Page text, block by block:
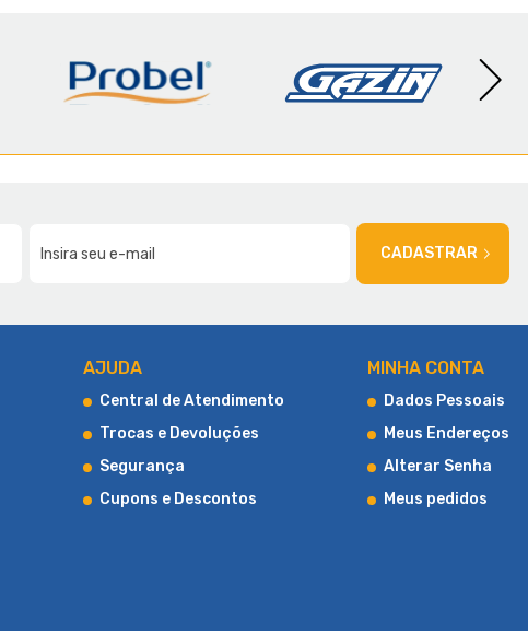
CADASTRAR
AJUDA
Central de Atendimento
Trocas e Devoluções
Segurança
Cupons e Descontos
MINHA CONTA
Dados Pessoais
Meus Endereços
Alterar Senha
Meus pedidos